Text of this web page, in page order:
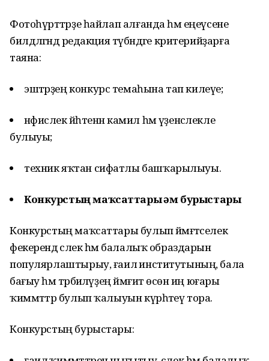
Фотоһүрәттәрҙе һайлап алғанда һәм еңеүсене
билдәләгәндә редакция түбәндәге критерийҙарға
таяна:
эштәрҙең конкурс темаһына тап килеүе;
нәфислек йәһәтенән камил һәм үҙенсәлекле
булыуы;
техник яҡтан сифатлы башҡарылыуы.
Конкурстың маҡсаттары һәм бурыстары
Конкурстың маҡсаттары булып йәмәғәтселек
фекерендә әсәлек һәм балалыҡ образдарын
популярлаштырыу, ғаилә институтының, бала
бағыу һәм тәрбиәләүҙең йәмғиәт өсөн иң юғары
ҡиммәттәр булып ҡалыуын күрһәтеү тора.
Конкурстың бурыстары: